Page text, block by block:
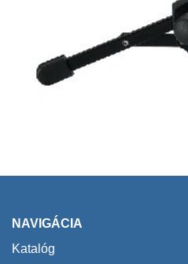
NAVIGÁCIA
Katalóg